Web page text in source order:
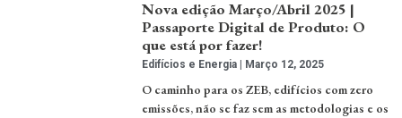
Nova edição Março/Abril 2025 |
Passaporte Digital de Produto: O
que está por fazer!
Edifícios e Energia Março 12, 2025
O caminho para os ZEB, edifícios com zero
emissões, não se faz sem as metodologias e os